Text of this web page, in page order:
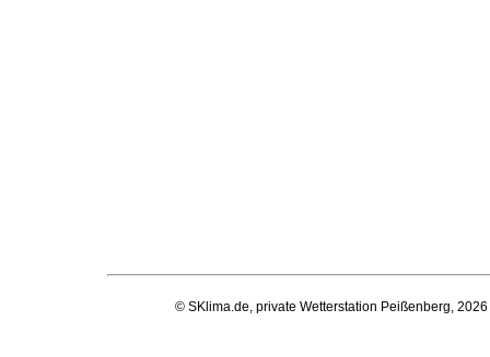
© SKlima.de, private Wetterstation Peißenberg,